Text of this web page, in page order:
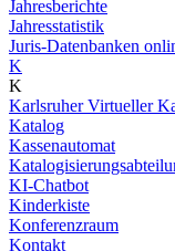
Jahresberichte
Jahresstatistik
Juris-Datenbanken
K
K
Karlsruher Virtueller
Katalog
Kassenautomat
KI-Chatbot
Kinderkiste
Konferenzraum
Kontakt